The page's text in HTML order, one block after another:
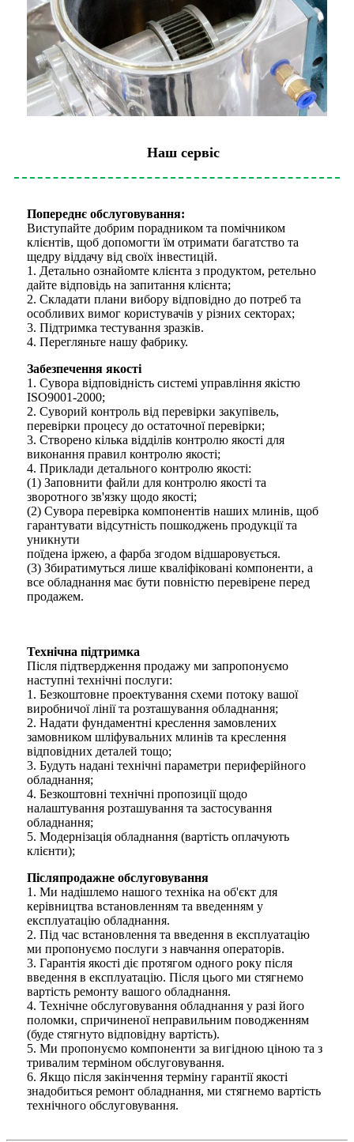
Наш сервіс
Попереднє обслуговування:
Виступайте добрим порадником та помічником
клієнтів, щоб допомогти їм отримати багатство та
щедру віддачу від своїх інвестицій.
1. Детально ознайомте клієнта з продуктом, ретельно
дайте відповідь на запитання клієнта;
2. Складати плани вибору відповідно до потреб та
особливих вимог користувачів у різних секторах;
3. Підтримка тестування зразків.
4. Перегляньте нашу фабрику.
Забезпечення якості
1. Сувора відповідність системі управління якістю
ISO9001-2000;
2. Суворий контроль від перевірки закупівель,
перевірки процесу до остаточної перевірки;
3. Створено кілька відділів контролю якості для
виконання правил контролю якості;
4. Приклади детального контролю якості:
(1) Заповнити файли для контролю якості та
зворотного зв'язку щодо якості;
(2) Сувора перевірка компонентів наших млинів, щоб
гарантувати відсутність пошкоджень продукції та
уникнути
поїдена іржею, а фарба згодом відшаровується.
(3) Збиратимуться лише кваліфіковані компоненти, а
все обладнання має бути повністю перевірене перед
продажем.
Технічна підтримка
Після підтвердження продажу ми запропонуємо
наступні технічні послуги:
1. Безкоштовне проектування схеми потоку вашої
виробничої лінії та розташування обладнання;
2. Надати фундаментні креслення замовлених
замовником шліфувальних млинів та креслення
відповідних деталей тощо;
3. Будуть надані технічні параметри периферійного
обладнання;
4. Безкоштовні технічні пропозиції щодо
налаштування розташування та застосування
обладнання;
5. Модернізація обладнання (вартість оплачують
клієнти);
Післяпродажне обслуговування
1. Ми надішлемо нашого техніка на об'єкт для
керівництва встановленням та введенням у
експлуатацію обладнання.
2. Під час встановлення та введення в експлуатацію
ми пропонуємо послуги з навчання операторів.
3. Гарантія якості діє протягом одного року після
введення в експлуатацію. Після цього ми стягнемо
вартість ремонту вашого обладнання.
4. Технічне обслуговування обладнання у разі його
поломки, спричиненої неправильним поводженням
(буде стягнуто відповідну вартість).
5. Ми пропонуємо компоненти за вигідною ціною та з
тривалим терміном обслуговування.
6. Якщо після закінчення терміну гарантії якості
знадобиться ремонт обладнання, ми стягнемо вартість
технічного обслуговування.